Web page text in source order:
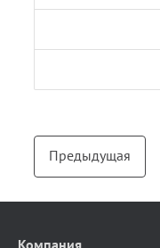
Предыдущая
Компания